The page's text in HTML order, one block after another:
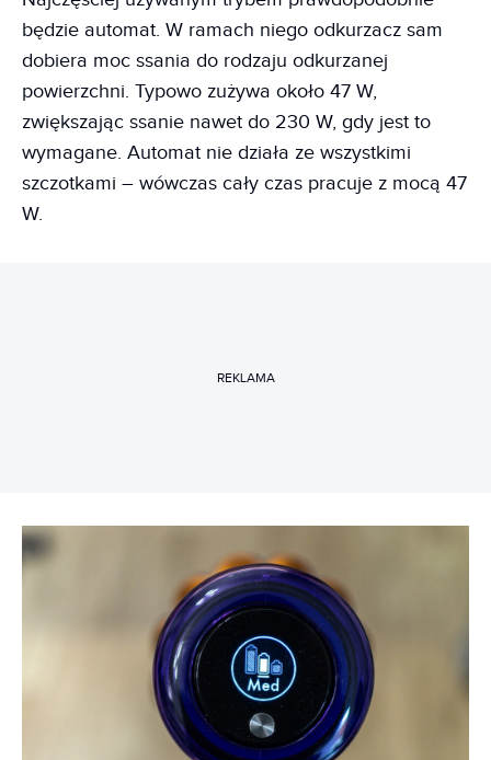
będzie automat. W ramach niego odkurzacz sam
dobiera moc ssania do rodzaju odkurzanej
powierzchni. Typowo zużywa około 47 W,
zwiększając ssanie nawet do 230 W, gdy jest to
wymagane. Automat nie działa ze wszystkimi
szczotkami – wówczas cały czas pracuje z mocą 47
W.
REKLAMA